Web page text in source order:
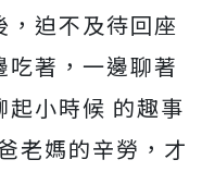
迫不及待回座
著，一邊聊著
小時候 的趣事
老媽的辛勞，才